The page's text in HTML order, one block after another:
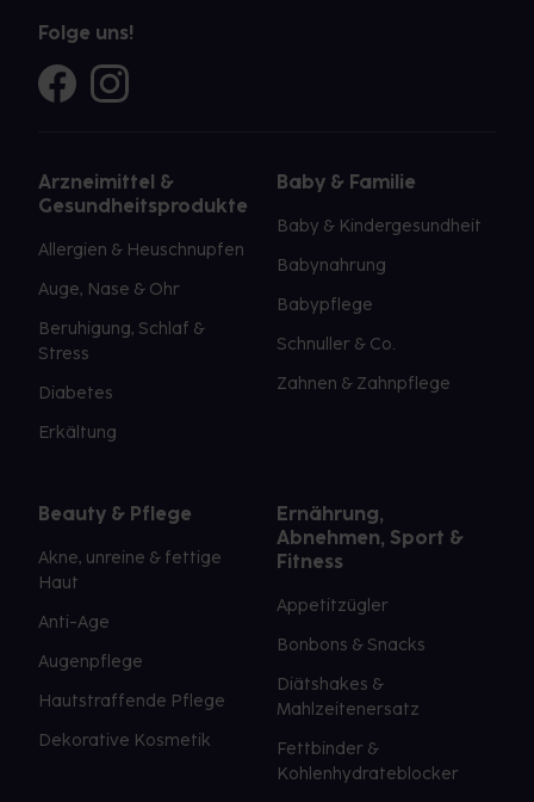
Folge uns!
Arzneimittel &
Gesundheitsprodukte
Allergien & Heuschnupfen
Auge, Nase & Ohr
Beruhigung, Schlaf &
Stress
Diabetes
Erkältung
Baby & Familie
Baby & Kindergesundheit
Babynahrung
Babypflege
Schnuller & Co.
Zahnen & Zahnpflege
Beauty & Pflege
Akne, unreine & fettige
Haut
Anti-Age
Augenpflege
Hautstraffende Pflege
Dekorative Kosmetik
Ernährung,
Abnehmen, Sport &
Fitness
Appetitzügler
Bonbons & Snacks
Diätshakes &
Mahlzeitenersatz
Fettbinder &
Kohlenhydrateblocker